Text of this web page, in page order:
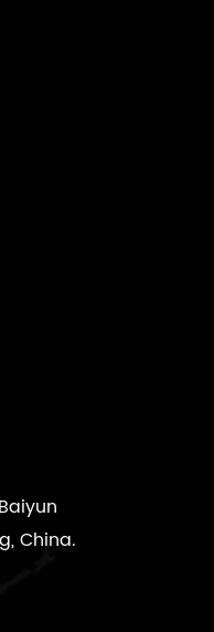
China.